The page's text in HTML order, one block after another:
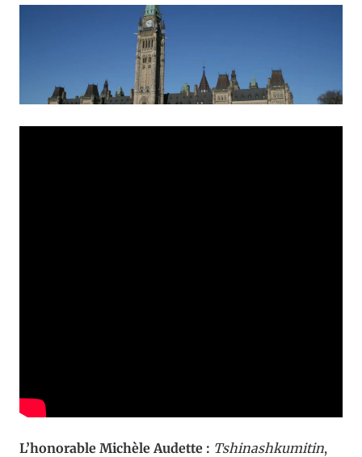
L’honorable Michèle Audette : Tshinashkumitin,